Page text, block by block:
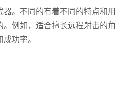
。不同的有着不同的特点和用
例如，适合擅长远程射击的角
功率。